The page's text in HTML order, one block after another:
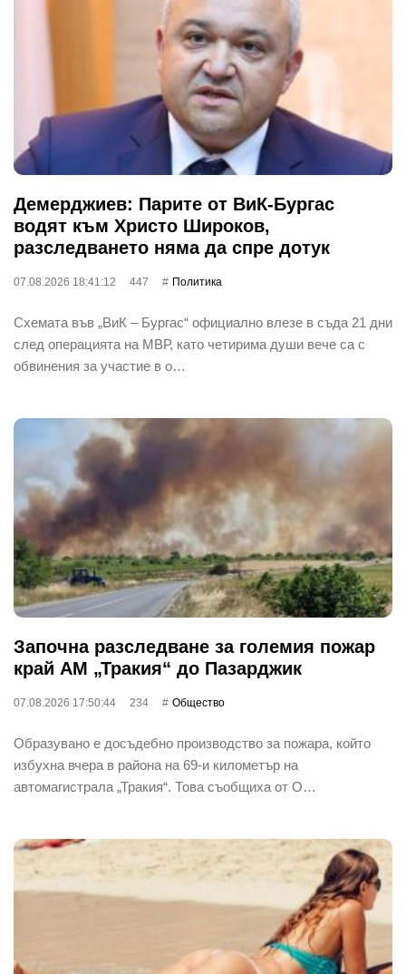
Демерджиев: Парите от ВиК-Бургас
водят към Христо Широков,
разследването няма да спре дотук
07.08.2026 18:41:12 447 Политика
Схемата във „ВиК – Бургас“ официално влезе в съда 21 дни
след операцията на МВР, като четирима души вече са с
обвинения за участие в о…
Започна разследване за големия пожар
край АМ „Тракия“ до Пазарджик
07.08.2026 17:50:44 234 Общество
Образувано е досъдебно производство за пожара, който
избухна вчера в района на 69-и километър на
автомагистрала „Тракия“. Това съобщиха от О…